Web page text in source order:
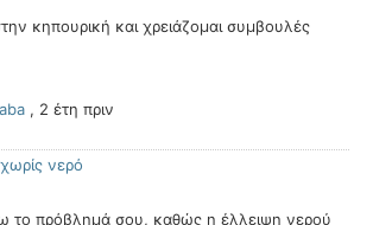
κηπουρική και χρειάζομαι συμβουλές
, 2 έτη πριν
νερό
το πρόβλημά σου, καθώς η έλλειψη νερού